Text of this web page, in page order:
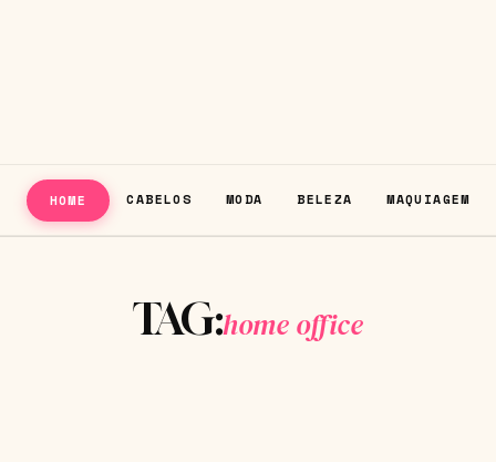
HOME CABELOS MODA BELEZA MAQUIAGEM
TAG:home office